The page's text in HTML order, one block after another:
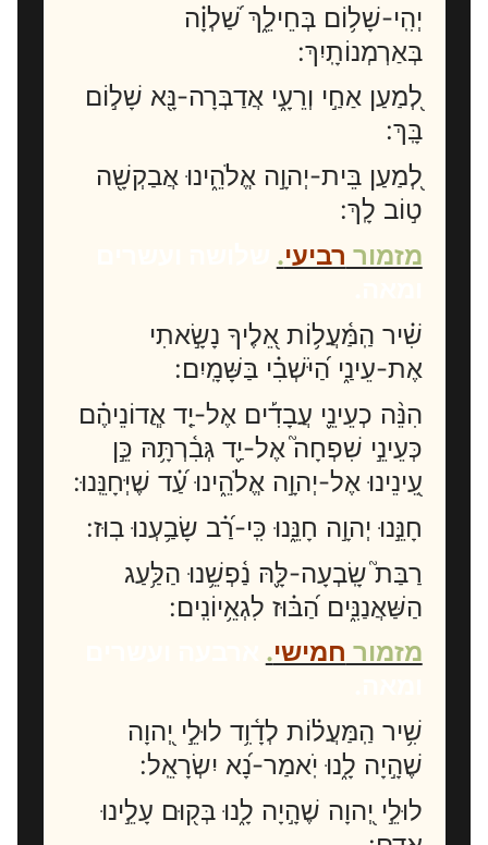
יְהִֽי-שָׁל֥וֹם בְּחֵילֵ֑ךְ שַׁ֝לְוָ֗ה
בְּאַרְמְנוֹתָֽיִךְ:
לְ֭מַעַן אַחַ֣י וְרֵעָ֑י אֲדַבְּרָה-נָּ֖א שָׁל֣וֹם
בָּֽךְ:
לְ֭מַעַן בֵּית-יְהוָ֣ה אֱלֹהֵ֑ינוּ אֲבַקְשָׁ֖ה
ט֣וֹב לָֽךְ:
מזמור רביעי.
שִׁ֗יר הַֽמַּ֫עֲל֥וֹת אֵ֭לֶיךָ נָשָׂ֣אתִי
אֶת-עֵינַ֑י הַ֝יֹּשְׁבִ֗י בַּשָּׁמָֽיִם:
הִנֵּ֨ה כְעֵינֵ֪י עֲבָדִ֡ים אֶל-יַ֤ד אֲֽדוֹנֵיהֶ֗ם
כְּעֵינֵ֣י שִׁפְחָה֮ אֶל-יַ֪ד גְּבִ֫רְתָּ֥הּ כֵּ֣ן
עֵ֭ינֵינוּ אֶל-יְהוָ֣ה אֱלֹהֵ֑ינוּ עַ֝֗ד שֶׁיְּחָנֵּֽנוּ:
חָנֵּ֣נוּ יְהוָ֣ה חָנֵּ֑נוּ כִּֽי-רַ֝֗ב שָׂבַ֥עְנוּ בֽוּז:
רַבַּת֮ שָֽׂבְעָה-לָּ֪הּ נַ֫פְשֵׁ֥נוּ הַלַּ֥עַג
הַשַּׁאֲנַנִּ֑ים הַ֝בּ֗וּז לִגְאֵ֥יוֹנִֽים:
מזמור חמישי.
שִׁ֥יר הַֽמַּעֲל֗וֹת לְדָ֫וִ֥ד לוּלֵ֣י יְ֭הוָה
שֶׁהָ֣יָה לָ֑נוּ יֹֽאמַר-נָ֝א יִשְׂרָאֵֽל:
לוּלֵ֣י יְ֭הוָה שֶׁהָ֣יָה לָ֑נוּ בְּק֖וּם עָלֵ֣ינוּ